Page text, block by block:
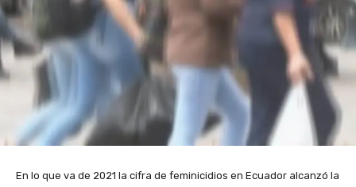
En lo que va de 2021 la cifra de feminicidios en Ecuador alcanzó la